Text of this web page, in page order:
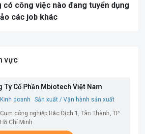
có công việc nào đang tuyển dụng
các job khác
vực
Ty Cổ Phần Mbiotech Việt Nam
Kinh doanh
Sản xuất / Vận hành sản xuất
Cụm công nghiệp Hắc Dịch 1, Tân Thành, TP.
Hồ Chí Minh